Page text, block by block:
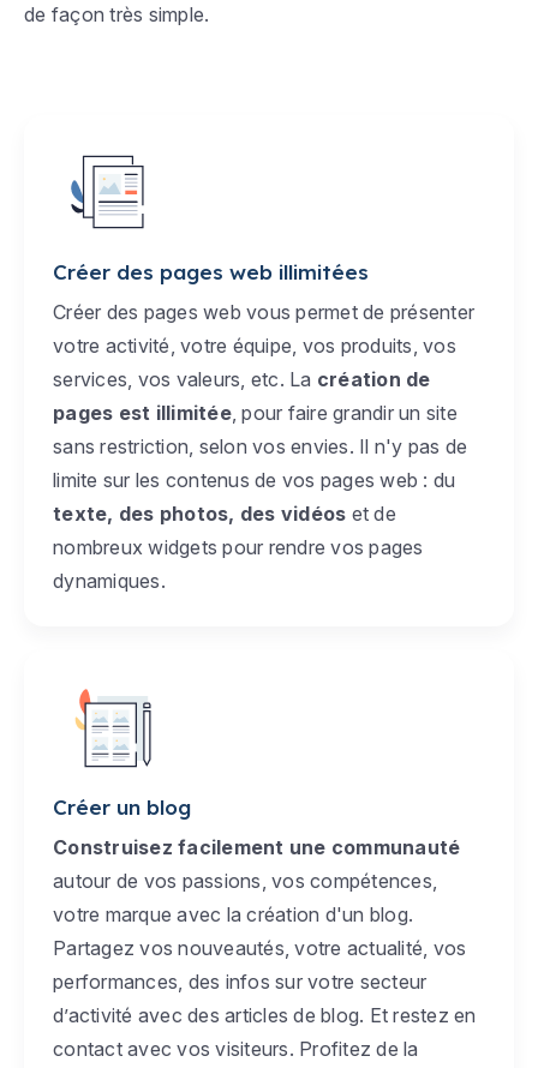
de façon très simple.
Créer des pages web illimitées
Créer des pages web vous permet de présenter
votre activité, votre équipe, vos produits, vos
services, vos valeurs, etc. La création de
pages est illimitée, pour faire grandir un site
sans restriction, selon vos envies. Il n'y pas de
limite sur les contenus de vos pages web : du
texte, des photos, des vidéos et de
nombreux widgets pour rendre vos pages
dynamiques.
Créer un blog
Construisez facilement une communauté
autour de vos passions, vos compétences,
votre marque avec la création d'un blog.
Partagez vos nouveautés, votre actualité, vos
performances, des infos sur votre secteur
d’activité avec des articles de blog. Et restez en
contact avec vos visiteurs. Profitez de la